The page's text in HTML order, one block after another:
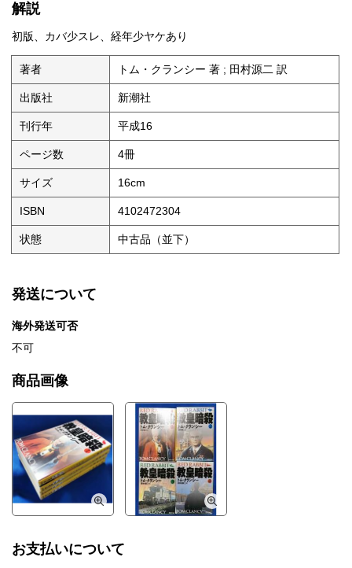
解説
初版、カバ少スレ、経年少ヤケあり
著者 トム・クランシー 著 ; 田村源二 訳
出版社 新潮社
刊行年 平成16
ページ数 4冊
サイズ 16cm
ISBN 4102472304
状態 中古品（並下）
発送について
海外発送可否
不可
商品画像
お支払いについて